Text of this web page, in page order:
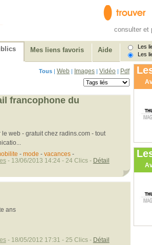
consulter et
Mes liens favoris Aide
Les
Les
Tous | Web | Images | Vidéo | Pdf
francophone du
web - gratuit chez radins.com - tout
- mode - vacances-
- 13/06/2013 14:24 - 24 Clics - Détail
ans
- 18/05/2012 17:31 - 25 Clics - Détail